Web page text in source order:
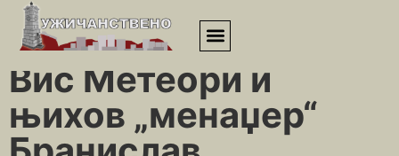
Почетна»Уметници»Вис Метеори и њихов „менаџер“
Бранислав Млађеновић
Вис Метеори и
њихов „менаџер“